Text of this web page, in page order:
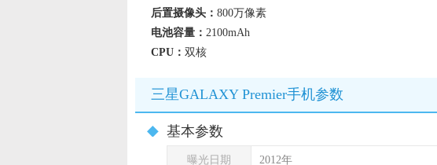
后置摄像头： 800万像素
电池容量： 2100mAh
CPU： 双核
三星GALAXY Premier手机参数
基本参数
曝光日期 2012年